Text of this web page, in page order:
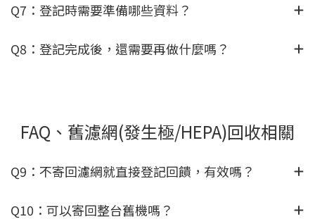
Q7：登記時需要準備哪些資料？
Q8：登記完成後，還需要再做什麼嗎？
FAQ、舊濾網(發生極/HEPA)回收相關
Q9：不寄回濾網就直接登記回饋，有效嗎？
Q10：可以寄回整台舊機嗎？